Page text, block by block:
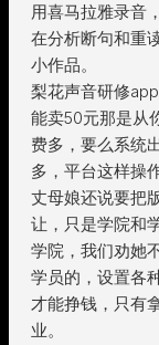
用喜马拉雅录音
在分析断句和重
小作品。
梨花声音研修
能卖50元那是从
费多，要么系统
多，平台这样操
丈母娘还说要把
让，只是学院和
学院，我们劝她
学员的，设置各
才能挣钱，只有
业。